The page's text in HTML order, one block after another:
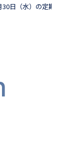
30日（水）の定期試